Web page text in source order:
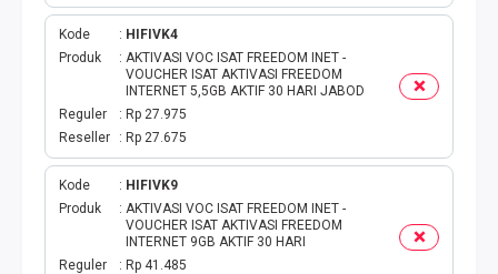
AKTIVASI PAKET
VOUCHER DATA
VOUCHER TV
TOKEN PLN
ISI ULANG GAME
Kode
HIFIVK4
Produk
AKTIVASI VOC ISAT FREEDOM INET -
VOUCHER ISAT AKTIVASI FREEDOM
INTERNET 5,5GB AKTIF 30 HARI JABOD
Reguler
Rp 27.975
Reseller
Rp 27.675
Kode
HIFIVK9
Produk
AKTIVASI VOC ISAT FREEDOM INET -
VOUCHER ISAT AKTIVASI FREEDOM
INTERNET 9GB AKTIF 30 HARI
Reguler
Rp 41.485